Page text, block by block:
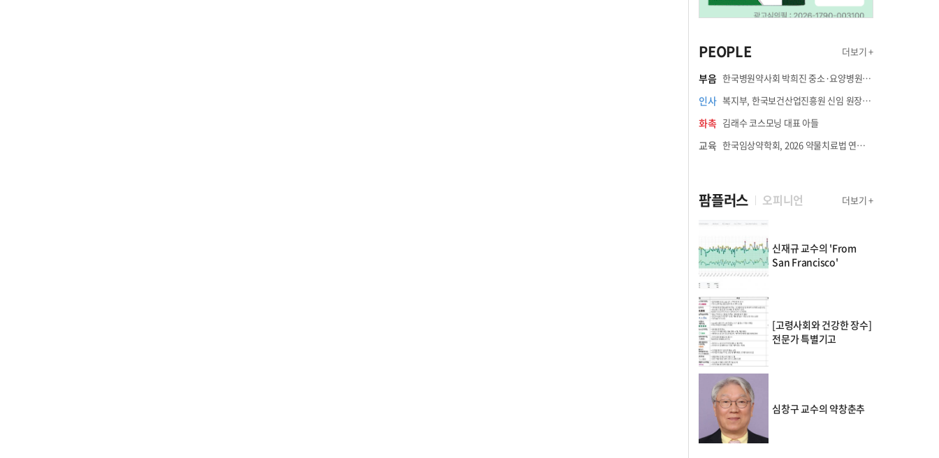
PEOPLE 더보기 +
부음 한국병원약사회 박희진 중소·요양병원이사(충청북도 청주의료원 약제팀장) 부친상
인사 복지부, 한국보건산업진흥원 신임 원장에 고상백 교수 임명
화촉 김래수 코스모닝 대표 아들
교육 한국임상약학회, 2026 약물치료법 연수강좌 8월 21일 개최
팜플러스 오피니언 더보기 +
신재규 교수의 'From
San Francisco'
[고령사회와 건강한 장수]
전문가 특별기고
심창구 교수의 약창춘추